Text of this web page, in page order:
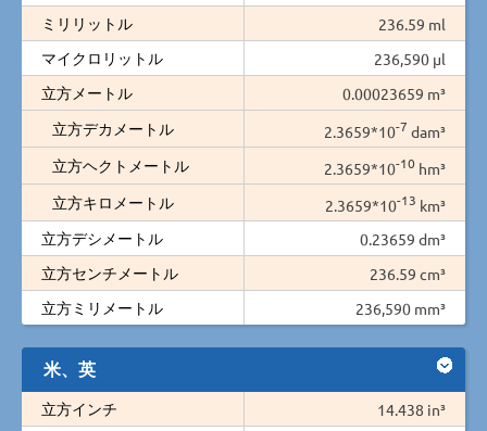
ミリリットル
236.59 ml
マイクロリットル
236,590 µl
立方メートル
0.00023659 m³
立方デカメートル
2.3659*10-7 dam³
立方ヘクトメートル
2.3659*10-10 hm³
立方キロメートル
2.3659*10-13 km³
立方デシメートル
0.23659 dm³
立方センチメートル
236.59 cm³
立方ミリメートル
236,590 mm³
米、英
立方インチ
14.438 in³